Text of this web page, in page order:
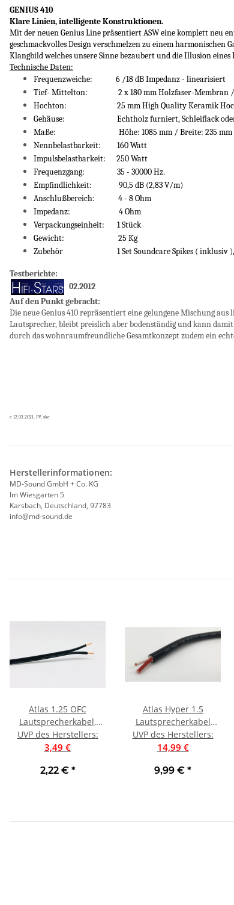
GENIUS 410
Klare Linien, intelligente Konstruktionen.
Mit der neuen Genius Line präsentiert ASW eine komplett neu
geschmackvolles Design verschmelzen zu einem harmonischen
Klangbild welches unsere Sinne bezaubert und die Illusion
Technische Daten:
Frequenzweiche: 6 /18 dB Impedanz - linearisiert
Tief- Mittelton: 2 x 180 mm Holzfaser-Membran /
Hochton: 25 mm High Quality Keramik
Gehäuse: Echtholz furniert, Schleiflack oder
Maße: Höhe: 1085 mm / Breite: 235 mm /
Nennbelastbarkeit: 160 Watt
Impulsbelastbarkeit: 250 Watt
Frequenzgang: 35 - 30000 Hz.
Empfindlichkeit: 90,5 dB (2,83 V/m)
Anschlußbereich: 4 - 8 Ohm
Impedanz: 4 Ohm
Verpackungseinheit: 1 Stück
Gewicht: 25 Kg
Zubehör 1 Set Soundcare Spikes ( inklusiv ), 1
Testberichte:
02.2012
Auf den Punkt gebracht:
Die neue Genius 410 repräsentiert eine gelungene Mischung
Lautsprecher, bleibt preislich aber bodenständig und kann
durch das wohnraumfreundliche Gesamtkonzept zudem ein
e 12.03.2021, PV, ske
Herstellerinformationen:
MD-Sound GmbH + Co. KG
Im Wiesgarten 5
Karsbach, Deutschland, 97783
info@md-sound.de
Atlas 1.25 OFC
Lautsprecherkabel,
Schwarz | Preis pro
Meter
UVP des Herstellers:
3,49 €
2,22 € *
Atlas Hyper 1.5
Lautsprecherkabel
PTFE/OFC, Preis pro
Meter
UVP des Herstellers:
14,99 €
9,99 € *